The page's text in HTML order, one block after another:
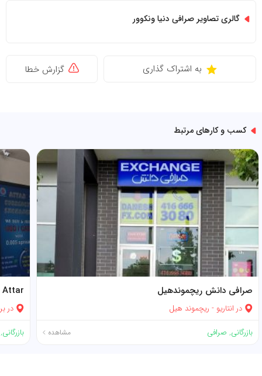
گالری تصاویر صرافی دنیا ونکوور
به اشتراک گذاری گزارش خطا
کسب و کارهای مرتبط
صرافی دانش ریچموندهیل
در انتاریو - ریچموند هیل
بازرگانی, صرافی مشاهده
در
بازرگانی